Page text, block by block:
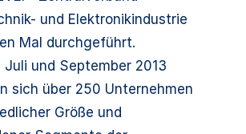
und Elektronikindustrie
Mal durchgeführt.
Juli und September 2013
sich über 250 Unternehmen
Größe und